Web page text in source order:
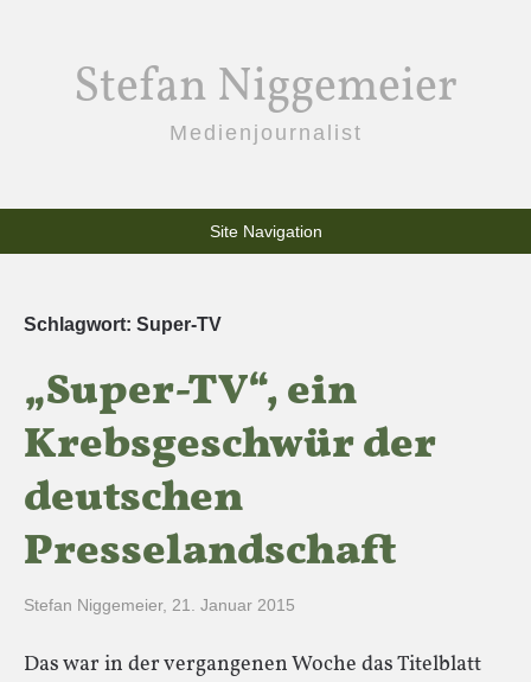
Stefan Niggemeier
Medienjournalist
Site Navigation
Schlagwort: Super-TV
„Super-TV“, ein
Krebsgeschwür der
deutschen
Presselandschaft
Stefan Niggemeier, 21. Januar 2015
Das war in der vergangenen Woche das Titelblatt